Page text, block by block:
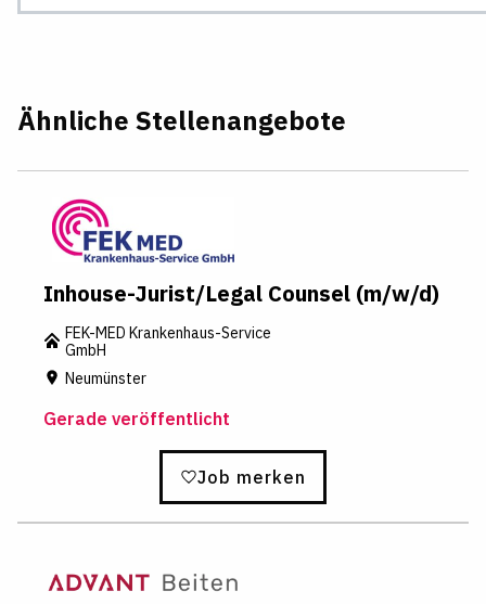
Ähnliche Stellenangebote
Inhouse-Jurist/Legal Counsel (m/w/d)
FEK-MED Krankenhaus-Service
GmbH
Neumünster
Gerade veröffentlicht
Job merken